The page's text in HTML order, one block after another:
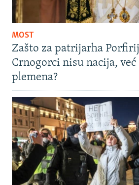
MOST
Zašto za patrijarha
Crnogorci nisu nacija, već
plemena?